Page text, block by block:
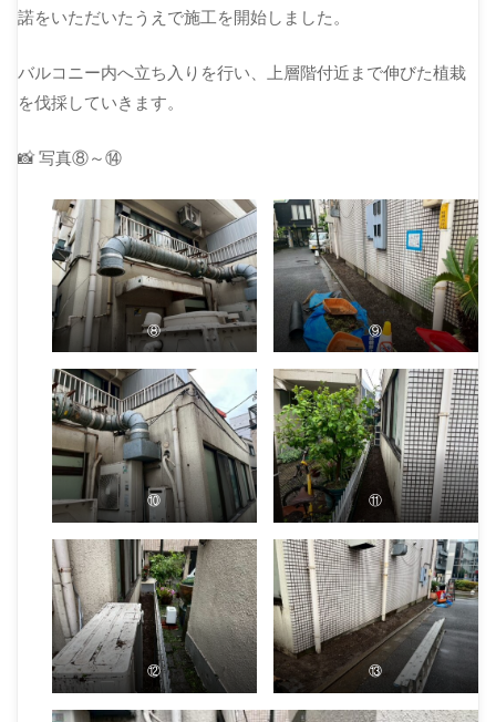
諾をいただいたうえで施工を開始しました。
バルコニー内へ立ち入りを行い、上層階付近まで伸びた植栽
を伐採していきます。
📸 写真⑧～⑭
⑧ ⑨
⑩ ⑪
⑫ ⑬